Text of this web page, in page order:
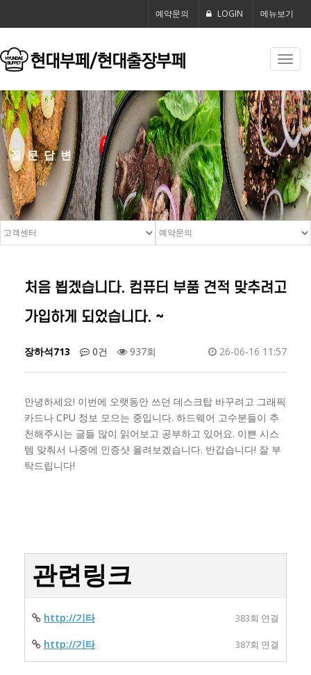
예약문의 LOGIN 메뉴보기
질문답변
처음 뵙겠습니다. 컴퓨터 부품 견적 맞추려고
가입하게 되었습니다. ~
장하석713 0건 937회 26-06-16 11:57
안녕하세요! 이번에 오랫동안 쓰던 데스크탑 바꾸려고 그래픽
카드나 CPU 정보 모으는 중입니다. 하드웨어 고수분들이 추
천해주시는 글들 많이 읽어보고 공부하고 있어요. 이쁜 시스
템 맞춰서 나중에 인증샷 올려보겠습니다. 반갑습니다! 잘 부
탁드립니다!
관련링크
http://기타 383회 연결
http://기타 387회 연결